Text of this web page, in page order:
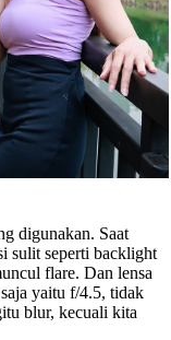
digunakan. Saat
sulit seperti backlight
flare. Dan lensa
yaitu f/4.5, tidak
blur, kecuali kita